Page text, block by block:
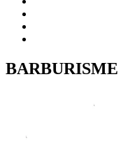
BARBURISME